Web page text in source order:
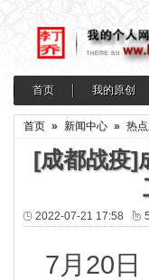
首页 我的原创
首页 » 新闻中心 » 热
[成都战疫]
2022-07-21 17:58
7月20